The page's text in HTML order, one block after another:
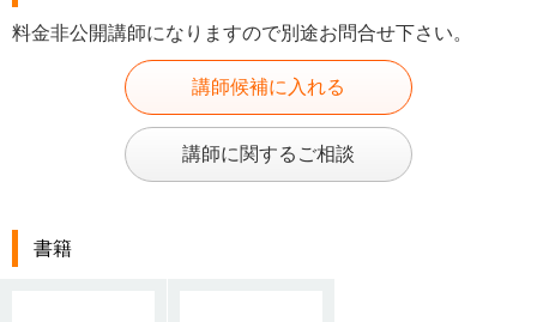
料金非公開講師になりますので別途お問合せ下さい。
講師候補に入れる
講師に関するご相談
書籍